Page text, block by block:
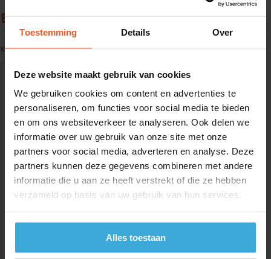
Toestemming Details Over
Deze website maakt gebruik van cookies
We gebruiken cookies om content en advertenties te
personaliseren, om functies voor social media te bieden
en om ons websiteverkeer te analyseren. Ook delen we
informatie over uw gebruik van onze site met onze
partners voor social media, adverteren en analyse. Deze
partners kunnen deze gegevens combineren met andere
informatie die u aan ze heeft verstrekt of die ze hebben
verzameld op basis van uw gebruik van hun services.
Alles toestaan
Blank vierkantstaal 40 mm
Kwaliteit: S235JRG2C+C tol. vlgs. DIN 671/ EN 10278
Gewenste
lengtemaat in
(max. 2000 mm)
+/- 2 mm lengtetolerantie
Materiaalkosten
Alle bedragen zijn excl. 21% BTW